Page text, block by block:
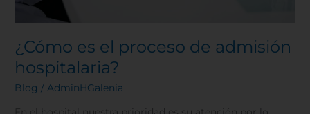
¿Cómo es el proceso de admisión
hospitalaria?
Blog / AdminHGalenia
En el hospital nuestra prioridad es su atención por lo